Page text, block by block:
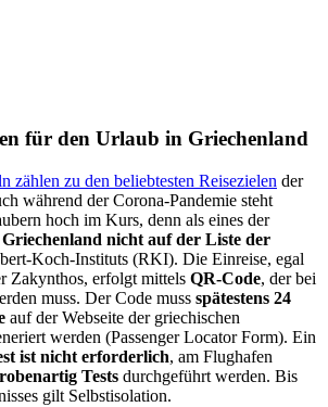
für den Urlaub in Griechenland
zählen zu den beliebtesten Reisezielen der
während der Corona-Pandemie steht
hoch im Kurs, denn als eines der
Griechenland nicht auf der Liste der
Koch-Instituts (RKI). Die Einreise, egal
Zakynthos, erfolgt mittels QR-Code, der bei
muss. Der Code muss spätestens 24
auf der Webseite der griechischen
werden (Passenger Locator Form). Ein
ist nicht erforderlich, am Flughafen
Tests durchgeführt werden. Bis
gilt Selbstisolation.